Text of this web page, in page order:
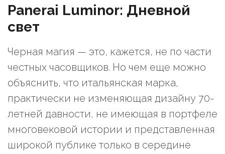
Panerai Luminor: Дневной
свет
Черная магия — это, кажется, не по части
честных часовщиков. Но чем еще можно
объяснить, что итальянская марка,
практически не изменяющая дизайну 70-
летней давности, не имеющая в портфеле
многовековой истории и представленная
широкой публике только в середине